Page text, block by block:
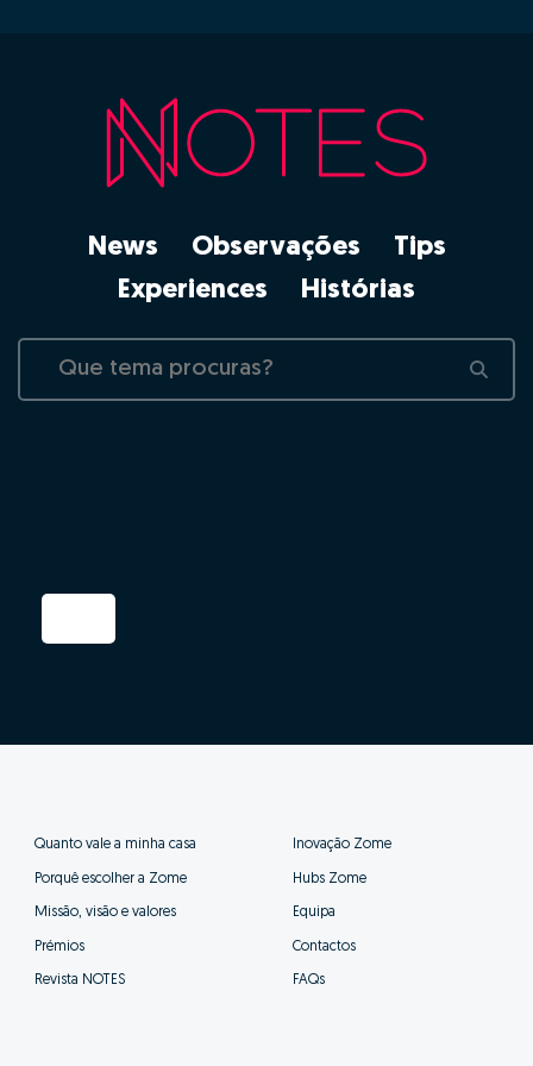
News Observações
Tips
Experiences
Histórias
Quanto vale a minha casa
Porquê escolher a Zome
Missão, visão e valores
Prémios
Revista NOTES
Inovação Zome
Hubs Zome
Equipa
Contactos
FAQs